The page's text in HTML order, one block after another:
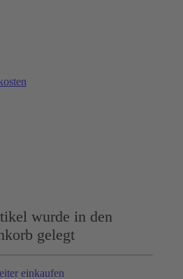
wurde in den
gelegt
einkaufen